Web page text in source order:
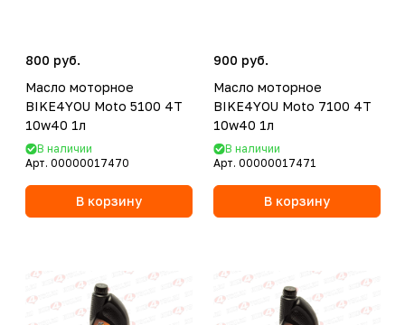
800 руб.
Масло моторное
BIKE4YOU Moto 5100 4T
10w40 1л
В наличии
Арт. 00000017470
В корзину
900 руб.
Масло моторное
BIKE4YOU Moto 7100 4T
10w40 1л
В наличии
Арт. 00000017471
В корзину